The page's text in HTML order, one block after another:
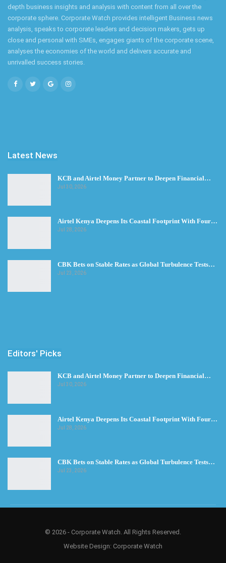
depth business insights and analysis with content from all over the
corporate sphere. Corporate Watch provides intelligent Business news
analysis, speaks to corporate leaders and decision makers, gets up
close and personal with SMEs, engages giants of the corporate scene,
analyses the economies of the world and delivers accurate and
unrivalled success stories.
Latest News
KCB and Airtel Money Partner to Deepen Financial…
Jul 30, 2026
Airtel Kenya Deepens Its Coastal Footprint With Four…
Jul 28, 2026
CBK Bets on Stable Rates as Global Turbulence Tests…
Jul 23, 2026
Editors' Picks
KCB and Airtel Money Partner to Deepen Financial…
Jul 30, 2026
Airtel Kenya Deepens Its Coastal Footprint With Four…
Jul 28, 2026
CBK Bets on Stable Rates as Global Turbulence Tests…
Jul 23, 2026
© 2026 - Corporate Watch. All Rights Reserved.
Website Design: Corporate Watch